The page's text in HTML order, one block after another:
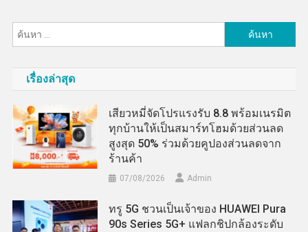
สำหรับ:
เรื่องล่าสุด
เสียวหมี่จัดโปรแรงรับ 8.8 พร้อมเนรมิต
ทุกบ้านให้เป็นสมาร์ทโฮมด้วยส่วนลด
สูงสุด 50% ร่วมด้วยคูปองส่วนลดจาก
ร้านค้า
07/08/2026 Admin
ทรู 5G ชวนเป็นเจ้าของ HUAWEI Pura
90s Series 5G+ แฟลกชิปกล้องระดับ